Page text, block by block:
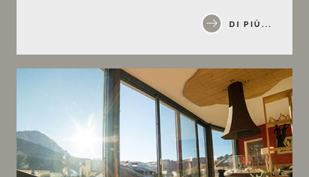
DI PIÙ...